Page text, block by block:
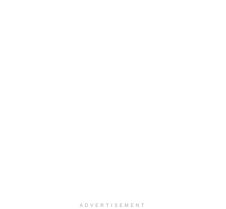
ADVERTISEMENT